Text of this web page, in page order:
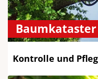
Baumkataster
Kontrolle und